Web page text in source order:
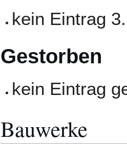
kein Eintrag
Gestorben
kein Eintrag
Bauwerke